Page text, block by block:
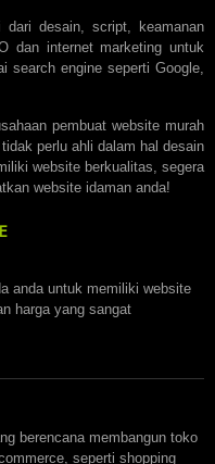
dari desain, script, keamanan
dan internet marketing untuk
search engine seperti Google,
pembuat website murah
perlu ahli dalam hal desain
website berkualitas, segera
website idaman anda!
anda untuk memiliki website
harga yang sangat
berencana membangun toko
seperti shopping